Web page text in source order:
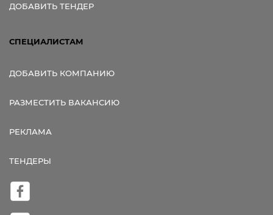
ДОБАВИТЬ ТЕНДЕР
СПЕЦИАЛИСТАМ
ДОБАВИТЬ КОМПАНИЮ
РАЗМЕСТИТЬ ВАКАНСИЮ
РЕКЛАМА
ТЕНДЕРЫ